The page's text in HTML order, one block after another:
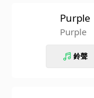
Purple
Purple
鈴聲